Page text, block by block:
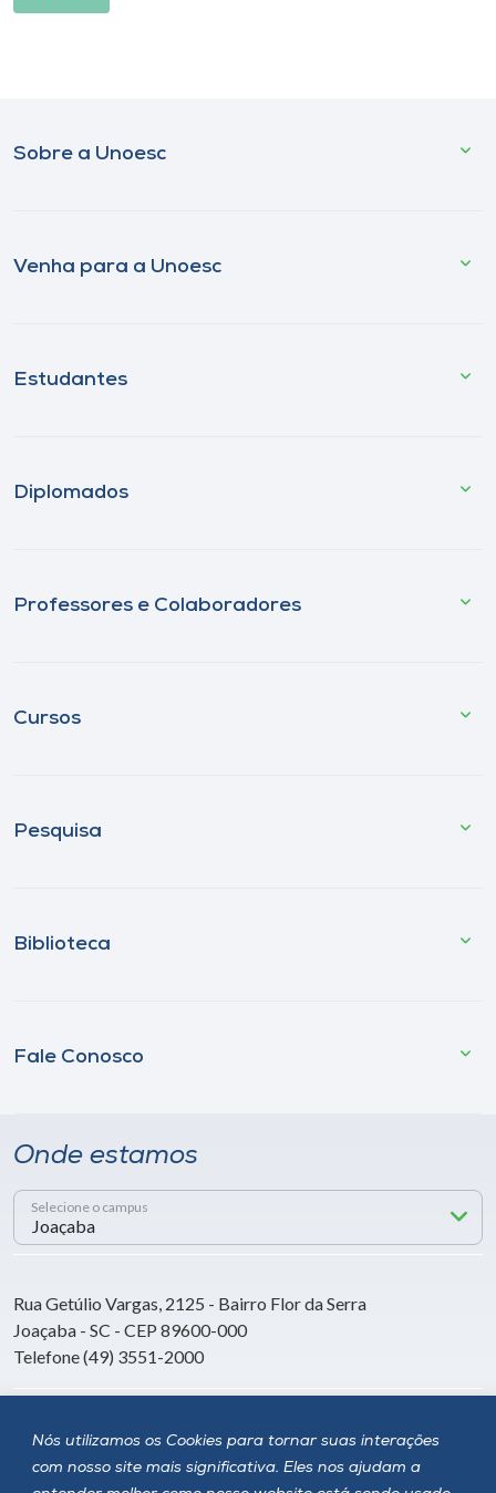
Nós utilizamos os Cookies para tornar suas interações
com nosso site mais significativa. Eles nos ajudam a
Sobre a Unoesc
Venha para a Unoesc
Estudantes
Diplomados
Professores e Colaboradores
Cursos
Pesquisa
Biblioteca
Fale Conosco
Onde estamos
Selecione o campus
Rua Getúlio Vargas, 2125 - Bairro Flor da Serra
Joaçaba - SC - CEP 89600-000
Telefone (49) 3551-2000
Siga a Unoesc